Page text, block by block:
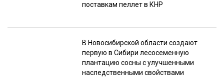
поставкам пеллет в КНР
В Новосибирской области создают
первую в Сибири лесосеменную
плантацию сосны с улучшенными
наследственными свойствами